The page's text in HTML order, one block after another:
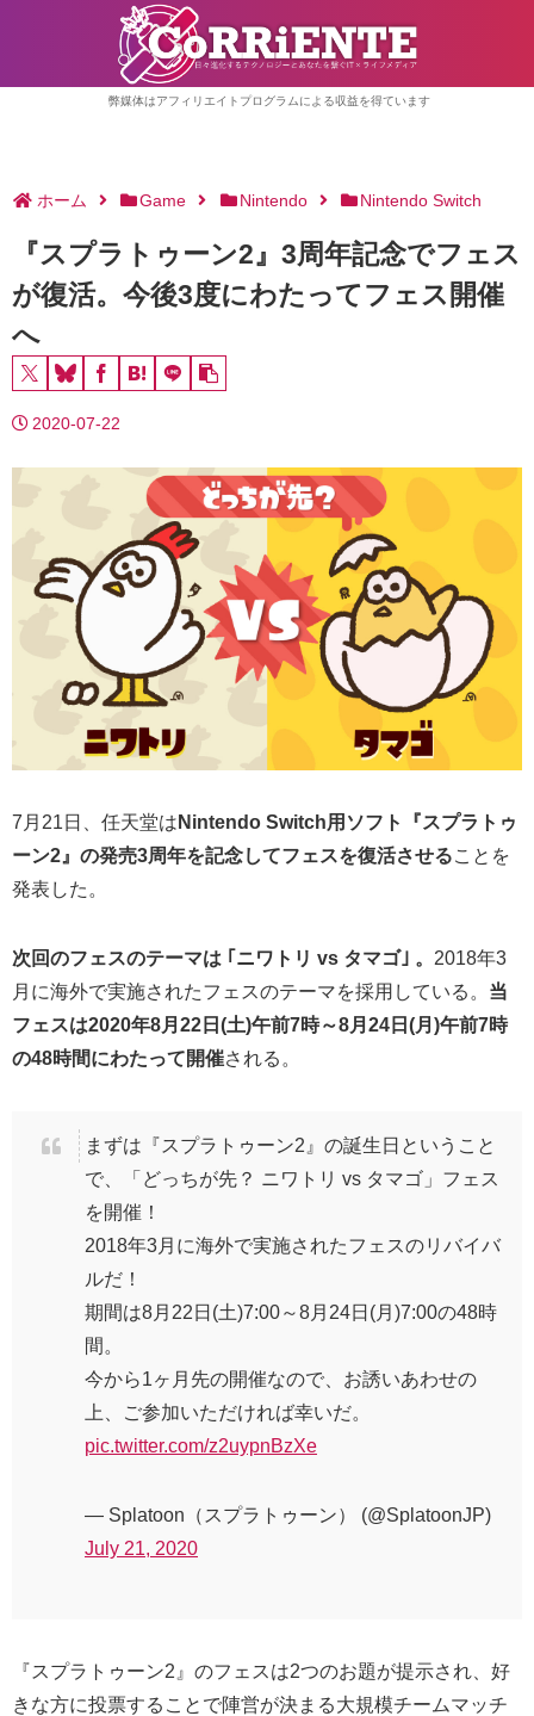
弊媒体はアフィリエイトプログラムによる収益を得ています
ホーム Game Nintendo Nintendo Switch
『スプラトゥーン2』3周年記念でフェス
が復活。今後3度にわたってフェス開催
へ
2020-07-22
7月21日、任天堂は Nintendo Switch用ソフト『スプラトゥ
ーン2』の発売3周年を記念してフェスを復活させることを
発表した。
次回のフェスのテーマは ｢ニワトリ vs タマゴ｣ 。 2018年3
月に海外で実施されたフェスのテーマを採用している。 当
フェスは2020年8月22日(土)午前7時～8月24日(月)午前7時
の48時間にわたって開催される。
まずは『スプラトゥーン2』の誕生日ということ
で、「どっちが先？ ニワトリ vs タマゴ」フェス
を開催！
2018年3月に海外で実施されたフェスのリバイバ
ルだ！
期間は8月22日(土)7:00～8月24日(月)7:00の48時
間。
今から1ヶ月先の開催なので、お誘いあわせの
上、ご参加いただければ幸いだ。
pic.twitter.com/z2uypnBzXe
— Splatoon（スプラトゥーン） (@SplatoonJP)
July 21, 2020
『スプラトゥーン2』のフェスは2つのお題が提示され、好
きな方に投票することで陣営が決まる大規模チームマッチ